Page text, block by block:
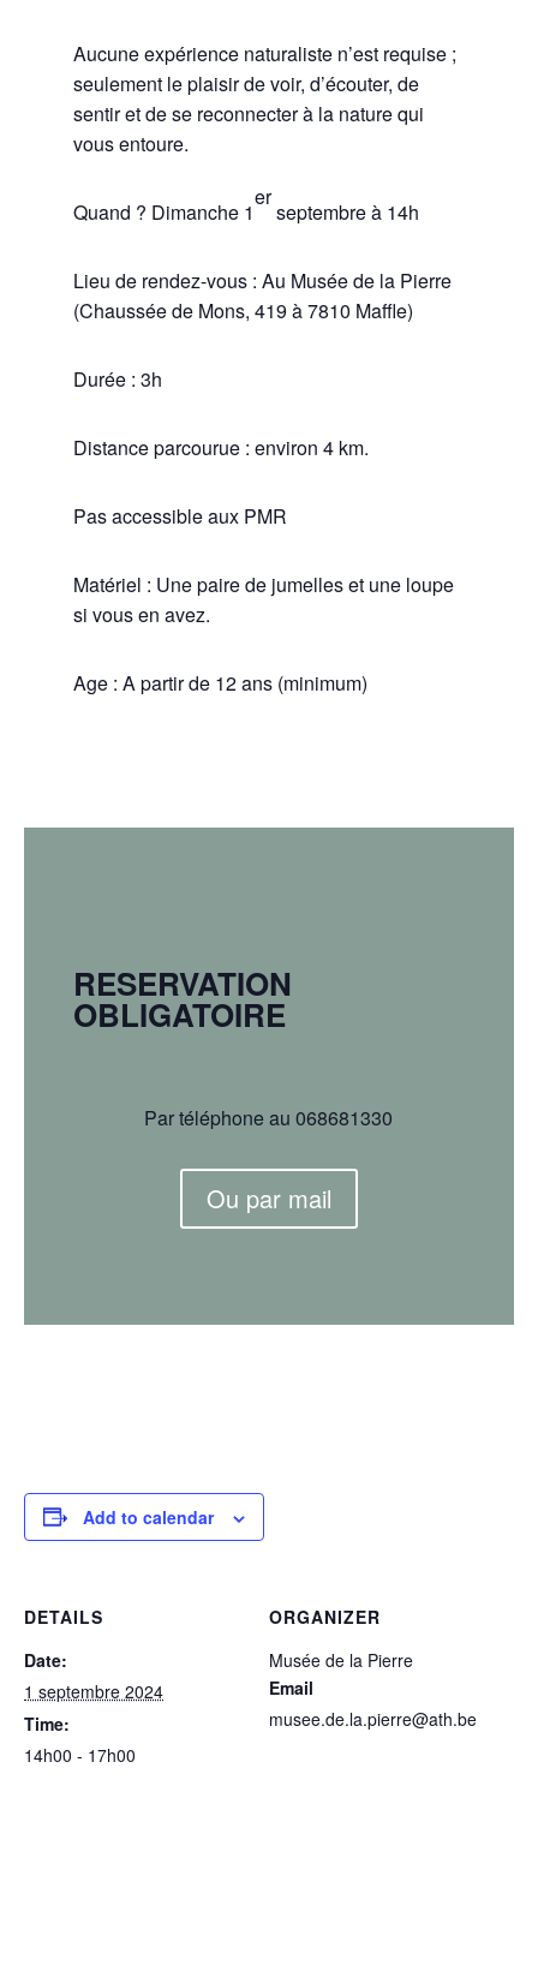
Aucune expérience naturaliste n’est requise ;
seulement le plaisir de voir, d’écouter, de
sentir et de se reconnecter à la nature qui
vous entoure.
Quand ? Dimanche 1
er
septembre à 14h
Lieu de rendez-vous : Au Musée de la Pierre
(Chaussée de Mons, 419 à 7810 Maffle)
Durée : 3h
Distance parcourue : environ 4 km.
Pas accessible aux PMR
Matériel : Une paire de jumelles et une loupe
si vous en avez.
Age : A partir de 12 ans (minimum)
RESERVATION
OBLIGATOIRE
Par téléphone au 068681330
Ou par mail
Add to calendar
DETAILS
Date:
1 septembre 2024
Time:
14h00 - 17h00
ORGANIZER
Musée de la Pierre
Email
musee.de.la.pierre@ath.be